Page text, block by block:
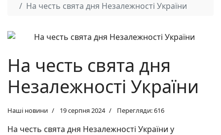
На честь свята дня Незалежності України
На честь свята дня
Незалежності України
Наші новини 19 серпня 2024 Перегляди: 616
На честь свята дня Незалежності України у